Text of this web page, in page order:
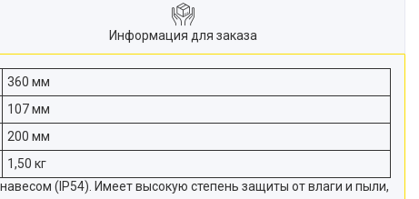
Информация для заказа
360 мм
107 мм
200 мм
1,50 кг
(IP54). Имеет высокую степень защиты от влаги и пыли,